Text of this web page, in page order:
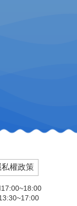
私權政策